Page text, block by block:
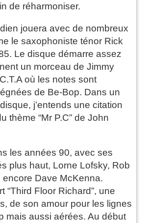
de réharmoniser.
jouera avec de nombreux
le saxophoniste ténor Rick
Le disque démarre assez
un morceau de Jimmy
où les notes sont
de Be-Bop. Dans un
j’entends une citation
thème “Mr P.C” de John
les années 90, avec ses
plus haut, Lorne Lofsky, Rob
encore Dave McKenna.
“Third Floor Richard”, une
de son amour pour les lignes
mais aussi aérées. Au début